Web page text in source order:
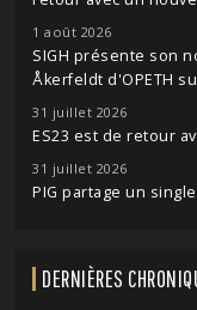
1 août 2026
SIGH présente son
Åkerfeldt d'OPETH
31 juillet 2026
ES23 est de retour
31 juillet 2026
PIG partage un
DERNIÈRES